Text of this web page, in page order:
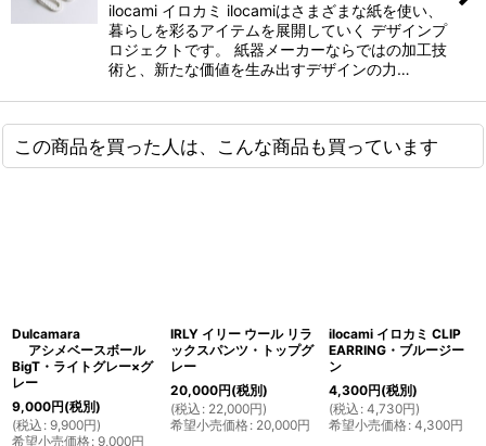
ilocami イロカミ ilocamiはさまざまな紙を使い、
暮らしを彩るアイテムを展開していく デザインプ
ロジェクトです。 紙器メーカーならではの加工技
術と、新たな価値を生み出すデザインの力…
この商品を買った人は、こんな商品も買っています
Dulcamara
アシメベースボール
BigT・ライトグレー×グ
レー
9,000円(税別)
(税込 : 9,900円)
希望小売価格: 9,000円
IRLY イリー ウール リラ
ックスパンツ・トップグ
レー
20,000円(税別)
(税込 : 22,000円)
希望小売価格: 20,000円
ilocami イロカミ CLIP
EARRING・ブルージー
ン
4,300円(税別)
(税込 : 4,730円)
希望小売価格: 4,300円